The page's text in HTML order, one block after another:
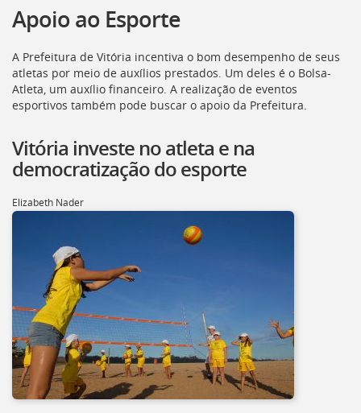
a
inicial
do
Portal
[]
o
Portal
Serviços
[]
para
lista
de
secretarias
[]
Ir
para
página
Apoio ao Esporte
A Prefeitura de Vitória incentiva o bom desempenho de seus
atletas por meio de auxílios prestados. Um deles é o Bolsa-
Atleta, um auxílio financeiro. A realização de eventos
esportivos também pode buscar o apoio da Prefeitura.
Vitória investe no atleta e na
democratização do esporte
Elizabeth Nader